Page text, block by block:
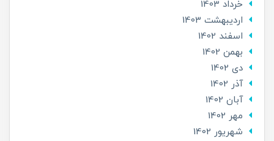
خرداد 1403
ارديبهشت 1403
اسفند 1402
بهمن 1402
دی 1402
آذر 1402
آبان 1402
مهر 1402
شهریور 1402